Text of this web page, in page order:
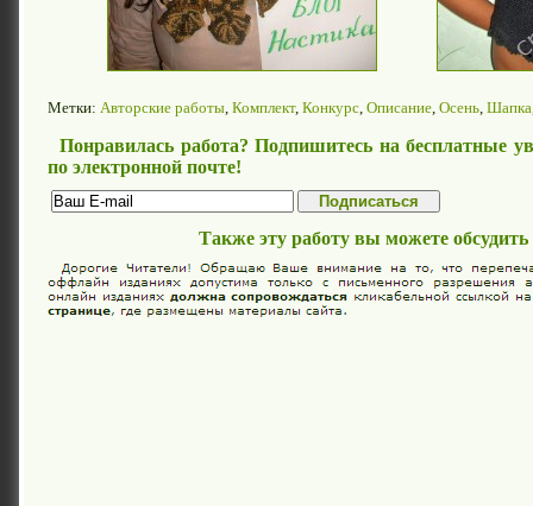
Метки: Авторские работы Комплект, Конкурс Описание Осень Шапка
Понравилась работа? Подпишитесь на бесплатные
по электронной почте!
Также эту работу вы можете